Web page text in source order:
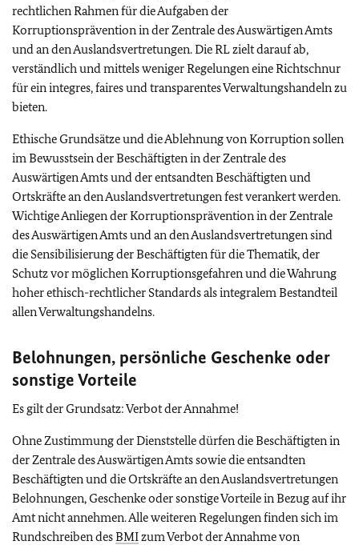
rechtlichen Rahmen für die Aufgaben der
Korruptionsprävention in der Zentrale des Auswärtigen Amts
und an den Auslandsvertretungen. Die RL zielt darauf ab,
verständlich und mittels weniger Regelungen eine Richtschnur
für ein integres, faires und transparentes Verwaltungshandeln zu
bieten.
Ethische Grundsätze und die Ablehnung von Korruption sollen
im Bewusstsein der Beschäftigten in der Zentrale des
Auswärtigen Amts und der entsandten Beschäftigten und
Ortskräfte an den Auslandsvertretungen fest verankert werden.
Wichtige Anliegen der Korruptionsprävention in der Zentrale
des Auswärtigen Amts und an den Auslandsvertretungen sind
die Sensibilisierung der Beschäftigten für die Thematik, der
Schutz vor möglichen Korruptionsgefahren und die Wahrung
hoher ethisch-rechtlicher Standards als integralem Bestandteil
allen Verwaltungshandelns.
Belohnungen, persönliche Geschenke oder
sonstige Vorteile
Es gilt der Grundsatz: Verbot der Annahme!
Ohne Zustimmung der Dienststelle dürfen die Beschäftigten in
der Zentrale des Auswärtigen Amts sowie die entsandten
Beschäftigten und die Ortskräfte an den Auslandsvertretungen
Belohnungen, Geschenke oder sonstige Vorteile in Bezug auf ihr
Amt nicht annehmen. Alle weiteren Regelungen finden sich im
Rundschreiben desBMIzum Verbot der Annahme von